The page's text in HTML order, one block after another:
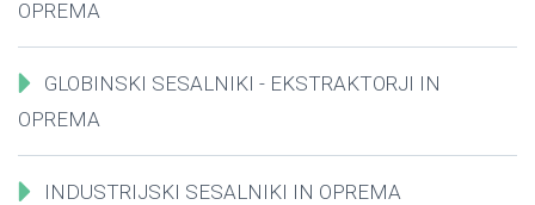
OPREMA
GLOBINSKI SESALNIKI - EKSTRAKTORJI IN
OPREMA
INDUSTRIJSKI SESALNIKI IN OPREMA